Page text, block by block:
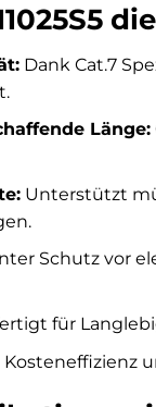
Dank Cat.7
Länge:
Unterstützt
Schutz vor
für